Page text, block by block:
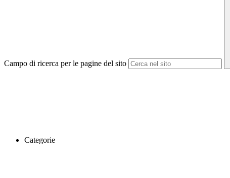
Campo di ricerca per le pagine del sito
Categorie